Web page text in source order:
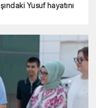
Yusuf hayatını